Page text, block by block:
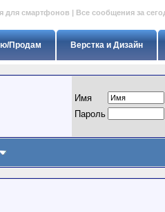
для смартфонов | Все сообщения за
Верстка и Дизайн
Продам
Имя
Пapoль